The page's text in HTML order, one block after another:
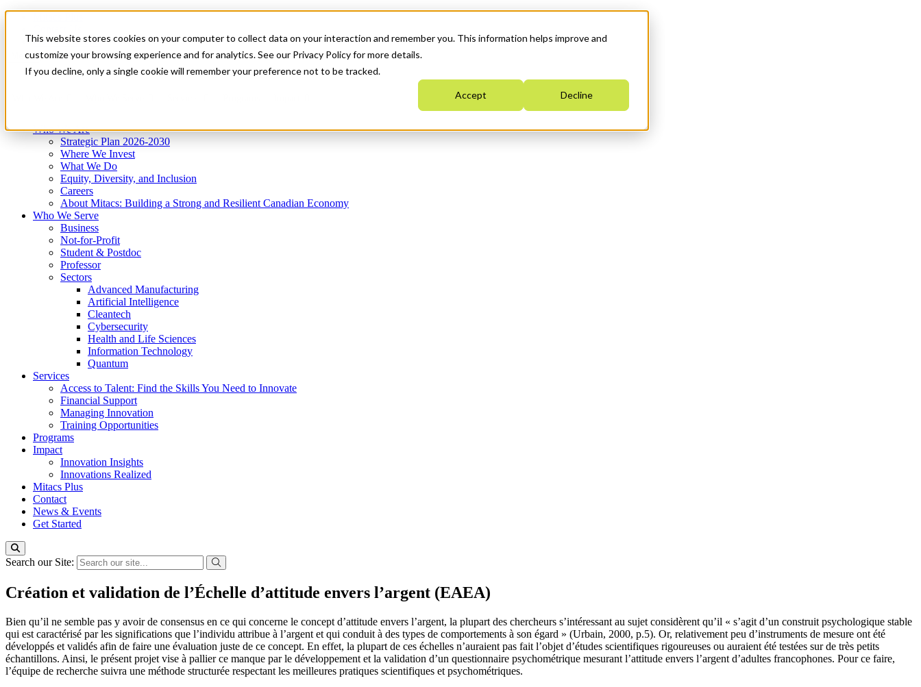
This website stores cookies on your computer to collect data on your interaction and remember you. This information helps improve and
customize your browsing experience and for analytics. See our Privacy Policy for more details.
If you decline, only a single cookie will remember your preference not to be tracked.
Accept Decline
News & Events
Get Started
Menu
Who We Are
Strategic Plan 2026-2030
Where We Invest
What We Do
Equity, Diversity, and Inclusion
Careers
About Mitacs: Building a Strong and Resilient Canadian Economy
Who We Serve
Business
Not-for-Profit
Student & Postdoc
Professor
Sectors
Advanced Manufacturing
Artificial Intelligence
Cleantech
Cybersecurity
Health and Life Sciences
Information Technology
Quantum
Services
Access to Talent: Find the Skills You Need to Innovate
Financial Support
Managing Innovation
Training Opportunities
Programs
Impact
Innovation Insights
Innovations Realized
Mitacs Plus
Contact
News & Events
Get Started
Search our Site:
Création et validation de l’Échelle d’attitude envers l’argent (EAEA)
Bien qu’il ne semble pas y avoir de consensus en ce qui concerne le concept d’attitude envers l’argent, la plupart des chercheurs s’intéressant au sujet considèrent qu’il « s’agit d’un construit psychologique stable
qui est caractérisé par les significations que l’individu attribue à l’argent et qui conduit à des types de comportements à son égard » (Urbain, 2000, p.5). Or, relativement peu d’instruments de mesure ont été
développés et validés afin de faire une évaluation juste de ce concept. En effet, la plupart de ces échelles n’auraient pas fait l’objet d’études scientifiques rigoureuses ou auraient été testées sur de très petits
échantillons. Ainsi, le présent projet vise à pallier ce manque par le développement et la validation d’un questionnaire psychométrique mesurant l’attitude envers l’argent d’adultes francophones. Pour ce faire,
l’équipe de recherche suivra une méthode structurée respectant les meilleures pratiques scientifiques et psychométriques.